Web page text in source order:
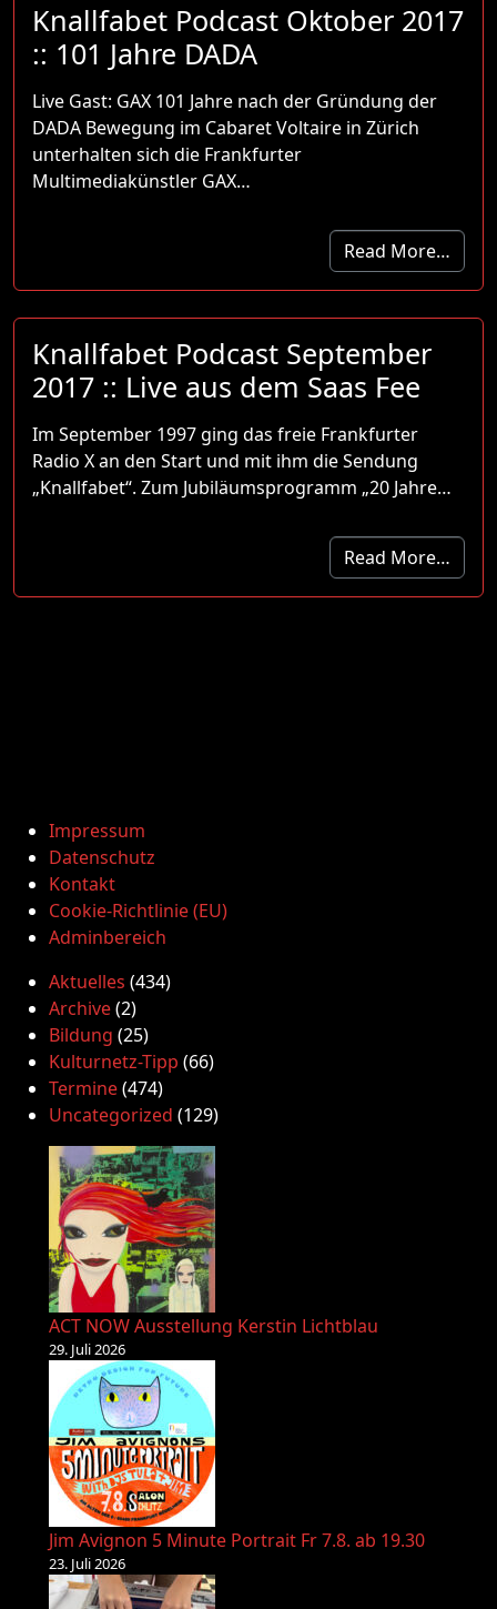
Knallfabet Podcast Oktober 2017
:: 101 Jahre DADA
Live Gast: GAX 101 Jahre nach der Gründung der
DADA Bewegung im Cabaret Voltaire in Zürich
unterhalten sich die Frankfurter
Multimediakünstler GAX…
Read More…
Knallfabet Podcast September
2017 :: Live aus dem Saas Fee
Im September 1997 ging das freie Frankfurter
Radio X an den Start und mit ihm die Sendung
„Knallfabet“. Zum Jubiläumsprogramm „20 Jahre…
Read More…
Impressum
Datenschutz
Kontakt
Cookie-Richtlinie (EU)
Adminbereich
Aktuelles (434)
Archive(2)
Bildung (25)
Kulturnetz-Tipp (66)
Termine(474)
Uncategorized (129)
ACT NOW Ausstellung Kerstin Lichtblau
29. Juli 2026
Jim Avignon 5 Minute Portrait Fr 7.8. ab 19.30
23. Juli 2026